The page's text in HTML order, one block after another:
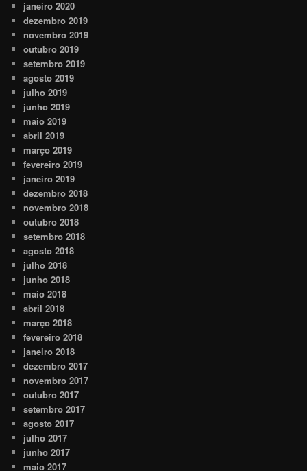
janeiro 2020
dezembro 2019
novembro 2019
outubro 2019
setembro 2019
agosto 2019
julho 2019
junho 2019
maio 2019
abril 2019
março 2019
fevereiro 2019
janeiro 2019
dezembro 2018
novembro 2018
outubro 2018
setembro 2018
agosto 2018
julho 2018
junho 2018
maio 2018
abril 2018
março 2018
fevereiro 2018
janeiro 2018
dezembro 2017
novembro 2017
outubro 2017
setembro 2017
agosto 2017
julho 2017
junho 2017
maio 2017